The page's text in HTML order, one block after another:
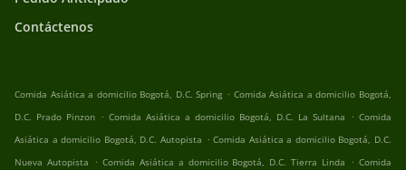
Contáctenos
Comida Asiática a domicilio Bogotá, D.C. Spring . Comida Asiática a domicilio Bogotá,
D.C. Prado Pinzon . Comida Asiática a domicilio Bogotá, D.C. La Sultana . Comida
Asiática a domicilio Bogotá, D.C. Autopista . Comida Asiática a domicilio Bogotá, D.C.
Nueva Autopista . Comida Asiática a domicilio Bogotá, D.C. Tierra Linda . Comida